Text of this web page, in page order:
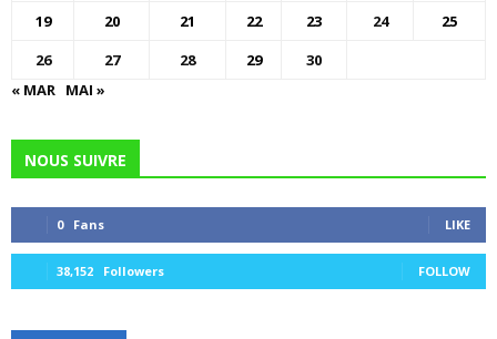
19
20 21 22 23 24
25
26
27 28 29
30
« MAR MAI »
NOUS SUIVRE
0 Fans LIKE
38,152 Followers FOLLOW